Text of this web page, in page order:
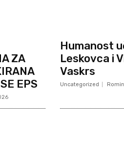
ZA
EPS
Humanost
Leskovca i
Vaskrs
Uncategorized